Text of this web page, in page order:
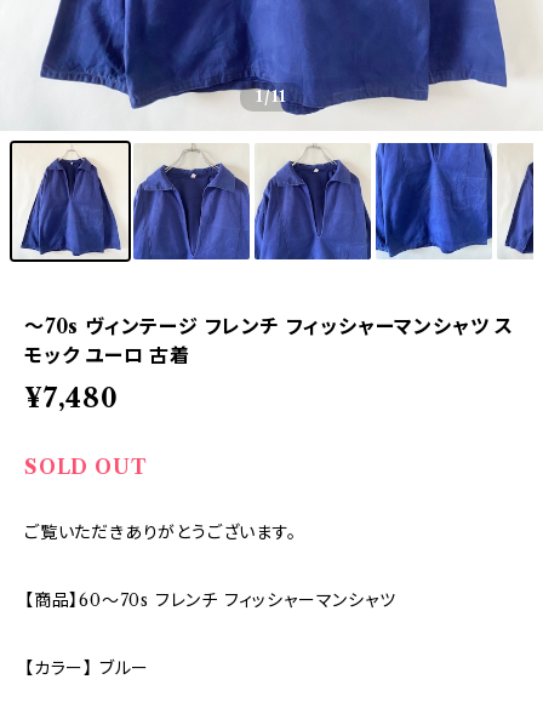
1/11
〜70s ヴィンテージ フレンチ フィッシャーマンシャツ ス
モック ユーロ 古着
¥7,480
SOLD OUT
ご覧いただきありがとうございます。
【商品】60〜70s フレンチ フィッシャーマンシャツ
【カラー】 ブルー